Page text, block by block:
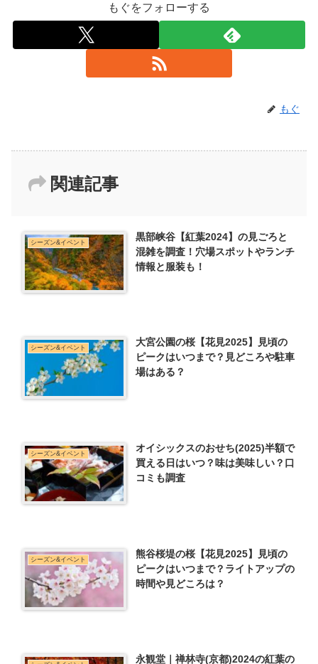
もぐをフォローする
もぐ
関連記事
シーズン&イベント
黒部峡谷【紅葉2024】の見ごろと
混雑を調査！穴場スポットやランチ
情報と服装も！
シーズン&イベント
大宮公園の桜【花見2025】見頃の
ピークはいつまで？見どころや駐車
場はある？
シーズン&イベント
オイシックスのおせち(2025)半額で
買える日はいつ？味は美味しい？口
コミも調査
シーズン&イベント
熊谷桜堤の桜【花見2025】見頃の
ピークはいつまで？ライトアップの
時間や見どころは？
永観堂｜禅林寺(京都)2024の紅葉の